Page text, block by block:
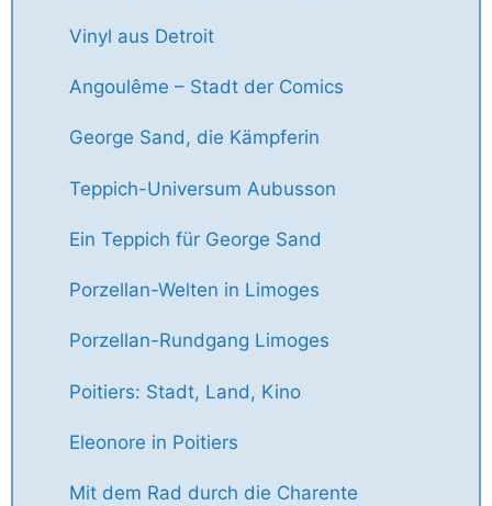
Vinyl aus Detroit
Angoulême – Stadt der Comics
George Sand, die Kämpferin
Teppich-Universum Aubusson
Ein Teppich für George Sand
Porzellan-Welten in Limoges
Porzellan-Rundgang Limoges
Poitiers: Stadt, Land, Kino
Eleonore in Poitiers
Mit dem Rad durch die Charente